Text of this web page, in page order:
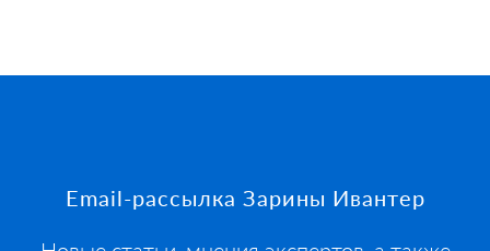
Footer
Email-рассылка Зарины Ивантер